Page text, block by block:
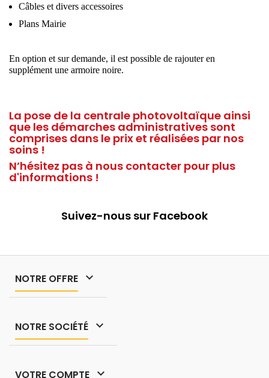
Câbles et divers accessoires
Plans Mairie
En option et sur demande, il est possible de rajouter en
supplément une armoire noire.
La pose de la centrale photovoltaïque ainsi
que les démarches administratives sont
comprises dans le prix et réalisées par nos
soins !
N’hésitez pas à nous contacter pour plus
d'informations !
Suivez-nous sur Facebook
NOTRE OFFRE 
NOTRE SOCIÉTÉ 
VOTRE COMPTE 